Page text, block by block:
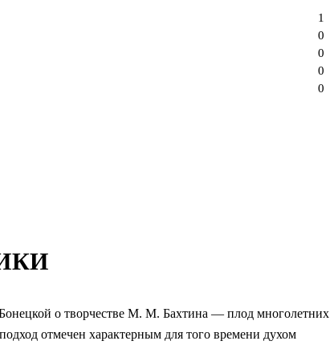
о творчестве М. М. Бахтина — плод многолетних
отмечен характерным для того времени духом
0
0
0
0
1